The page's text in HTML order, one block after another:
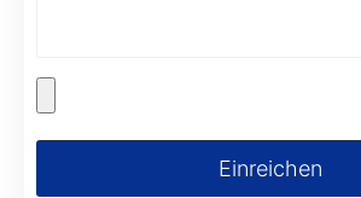
Einreichen